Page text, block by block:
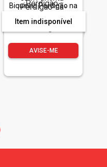
Biquinho Perdigão na
Brasa 600g
Item indisponível
AVISE-ME